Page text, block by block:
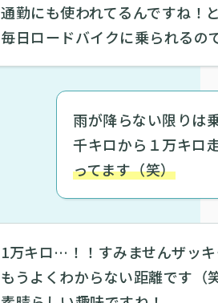
通勤にも使われてるんですね！
毎日ロードバイクに乗られるの
雨が降らない限りは
千キロから１万キロ
ってます（笑）
1万キロ…！！すみませんザッ
もうよくわからない距離です（